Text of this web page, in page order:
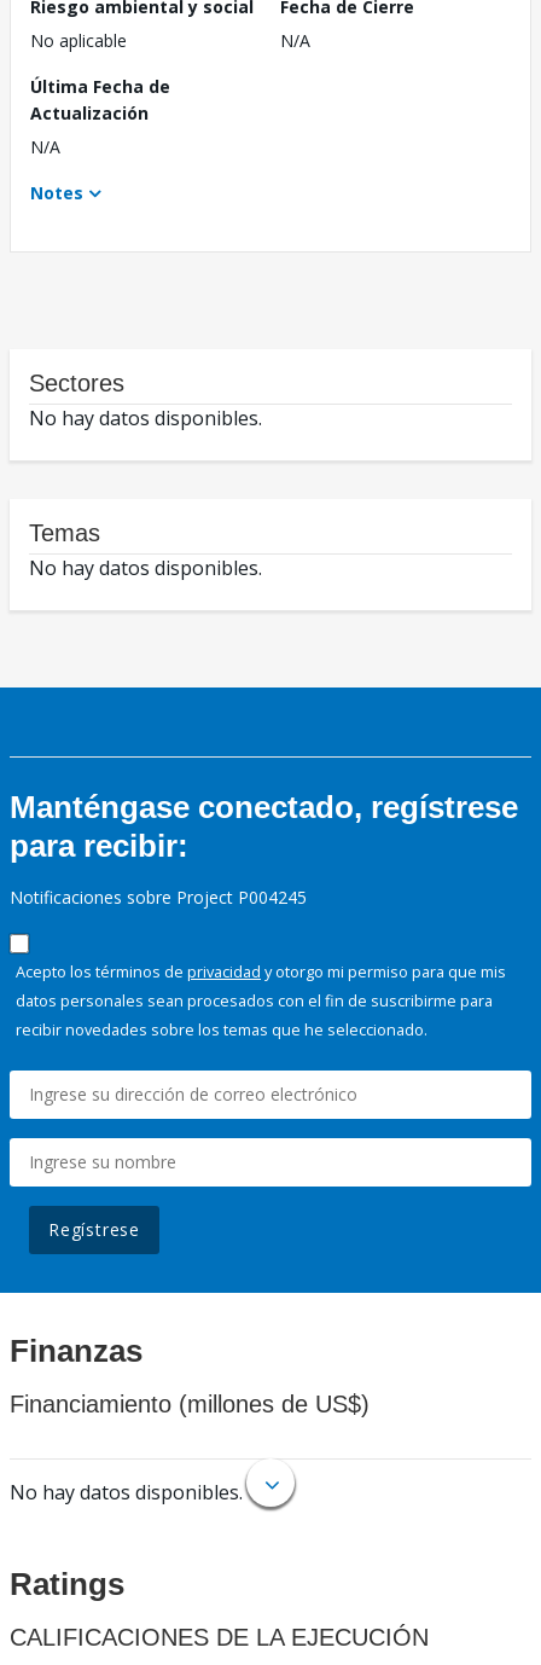
Riesgo ambiental y social
No aplicable
Fecha de Cierre
N/A
Última Fecha de
Actualización
N/A
Notes
Sectores
No hay datos disponibles.
Temas
No hay datos disponibles.
Manténgase conectado, regístrese
para recibir:
Notificaciones sobre Project P004245
Acepto los términos de privacidad y otorgo mi permiso para que mis
datos personales sean procesados con el fin de suscribirme para
recibir novedades sobre los temas que he seleccionado.
Regístrese
Finanzas
Financiamiento (millones de US$)
No hay datos disponibles.
Ratings
CALIFICACIONES DE LA EJECUCIÓN